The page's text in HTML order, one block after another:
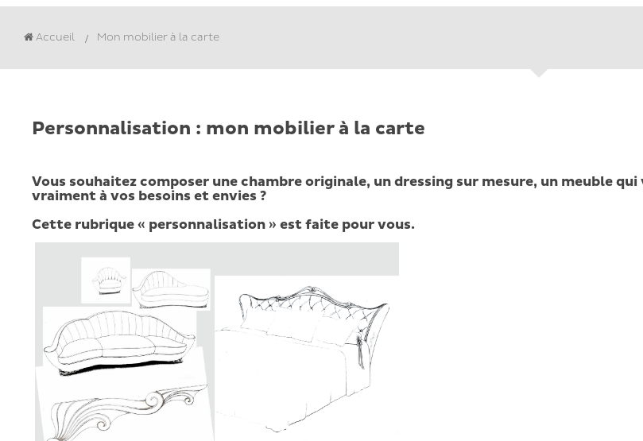
Accueil Mon mobilier à la carte
Personnalisation : mon mobilier à la carte
Vous souhaitez composer une chambre originale, un dressing sur mesure, un meuble
vraiment à vos besoins et envies ?
Cette rubrique « personnalisation » est faite pour vous.